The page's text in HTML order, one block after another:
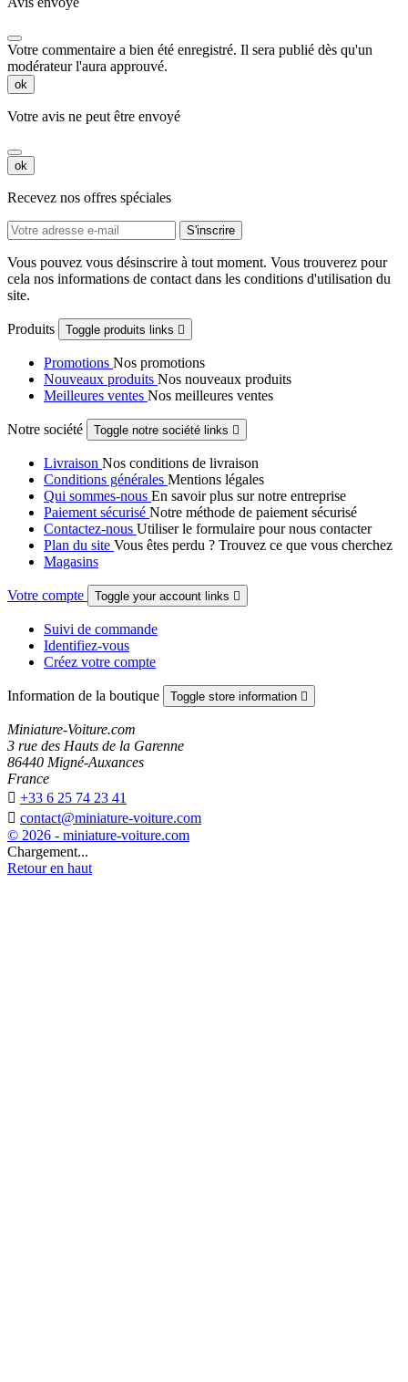
Votre commentaire a bien été enregistré. Il sera publié dès qu'un
modérateur l'aura approuvé.
ok
Votre avis ne peut être envoyé
ok
Recevez nos offres spéciales
Vous pouvez vous désinscrire à tout moment. Vous trouverez pour
cela nos informations de contact dans les conditions d'utilisation du
site.
Produits Toggle produits links 
Promotions Nos promotions
Nouveaux produits Nos nouveaux produits
Meilleures ventes Nos meilleures ventes
Notre société Toggle notre société links 
Livraison Nos conditions de livraison
Conditions générales Mentions légales
Qui sommes-nous En savoir plus sur notre entreprise
Paiement sécurisé Notre méthode de paiement sécurisé
Contactez-nous Utiliser le formulaire pour nous contacter
Plan du site Vous êtes perdu ? Trouvez ce que vous cherchez
Magasins
Votre compte Toggle your account links 
Suivi de commande
Identifiez-vous
Créez votre compte
Information de la boutique Toggle store information 
Miniature-Voiture.com
3 rue des Hauts de la Garenne
86440 Migné-Auxances
France
 +33 6 25 74 23 41
 contact@miniature-voiture.com
© 2026 - miniature-voiture.com
Chargement...
Retour en haut